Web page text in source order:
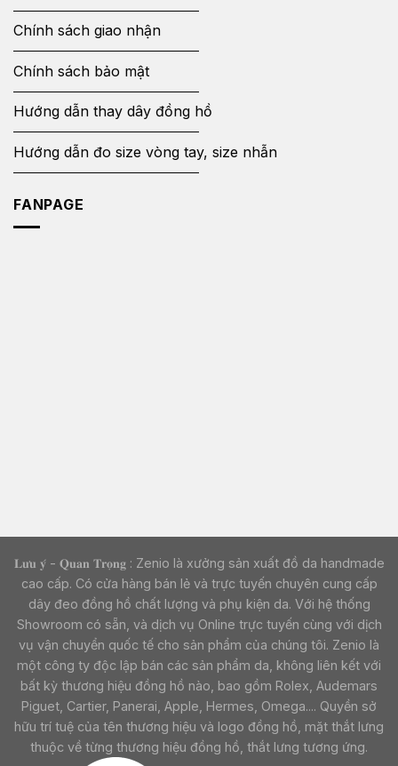
Chính sách giao nhận
Chính sách bảo mật
Hướng dẫn thay dây đồng hồ
Hướng dẫn đo size vòng tay, size nhẫn
FANPAGE
𝐋𝐮̛𝐮 𝐲́ - 𝐐𝐮𝐚𝐧 𝐓𝐫𝐨̣𝐧𝐠 : Zenio là xưởng sản xuất đồ da handmade
cao cấp. Có cửa hàng bán lẻ và trực tuyến chuyên cung cấp
dây đeo đồng hồ chất lượng và phụ kiện da. Với hệ thống
Showroom có sẵn, và dịch vụ Online trực tuyến cùng với dịch
vụ vận chuyển quốc tế cho sản phẩm của chúng tôi. Zenio là
một công ty độc lập bán các sản phẩm da, không liên kết với
bất kỳ thương hiệu đồng hồ nào, bao gồm Rolex, Audemars
Piguet, Cartier, Panerai, Apple, Hermes, Omega.... Quyền sở
hữu trí tuệ của tên thương hiệu và logo đồng hồ, mặt thắt lưng
thuộc về từng thương hiệu đồng hồ, thắt lưng tương ứng.